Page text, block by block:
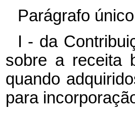
Parágrafo
I - da
sobre a receita
quando
para